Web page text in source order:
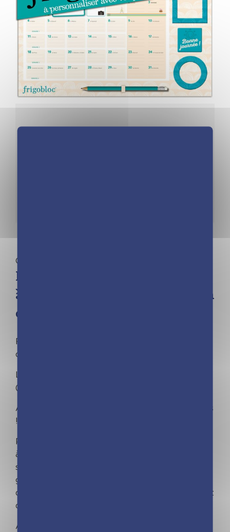
Calendriers familiaux
Frigobloc Mensuel 2025 Photos
à personnaliser (de sept. 2024 à
déc. 2025)
FRIGOBLOC©, CHOISISSEZ L'ORIGINAL ! N°1
des ventes de calendriers familiaux !
Le calendrier qui tient sur
(même bombés) grâce à son maxi aimant !
Avec les dates officielles des vacances scolaires
!
Planifiez tout sur 16 mois, de septembre 2024
à décembre 2025, avec ce calendrier maxi
solide et mettez votre touche personnelle en y
glissant vos photos préférées ! Le planning
d'organisation par mois permet de tout noter et
de ne rien rater de la vie familiale.
Avec en bonus :